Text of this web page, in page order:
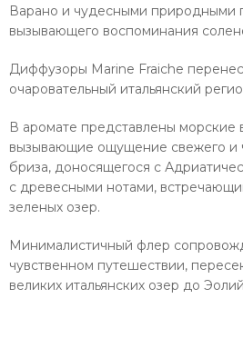
Варано и чудесными природными
вызывающего воспоминания
Диффузоры Marine Fraiche
очаровательный итальянский
В аромате представлены морские
вызывающие ощущение свежего и
бриза, доносящегося с
с древесными нотами,
зеленых озер.
Минималистичный флер
чувственном путешествии,
великих итальянских озер до